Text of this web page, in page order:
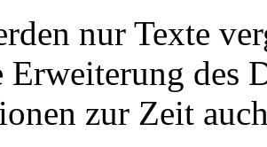
nur Texte
Erweiterung des
zur Zeit